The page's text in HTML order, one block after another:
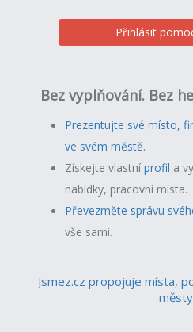
Přihlásit
Bez vyplňování. Bez
Prezentujte své místo,
ve svém městě.
Získejte vlastníprofil a v
nabídky, pracovní místa.
Převezměte správu
vše sami.
Jsmez.cz propojuje místa,